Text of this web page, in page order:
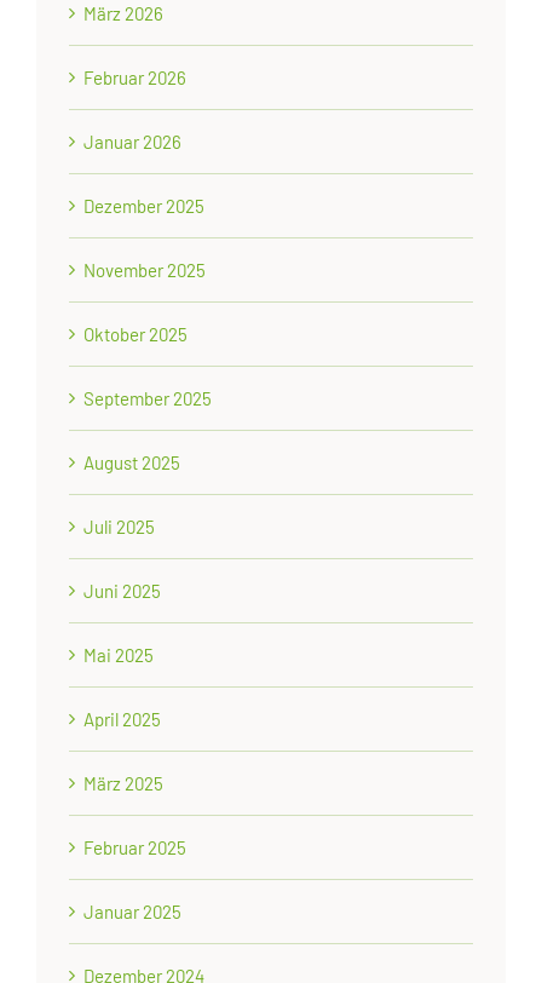
März 2026
Februar 2026
Januar 2026
Dezember 2025
November 2025
Oktober 2025
September 2025
August 2025
Juli 2025
Juni 2025
Mai 2025
April 2025
März 2025
Februar 2025
Januar 2025
Dezember 2024